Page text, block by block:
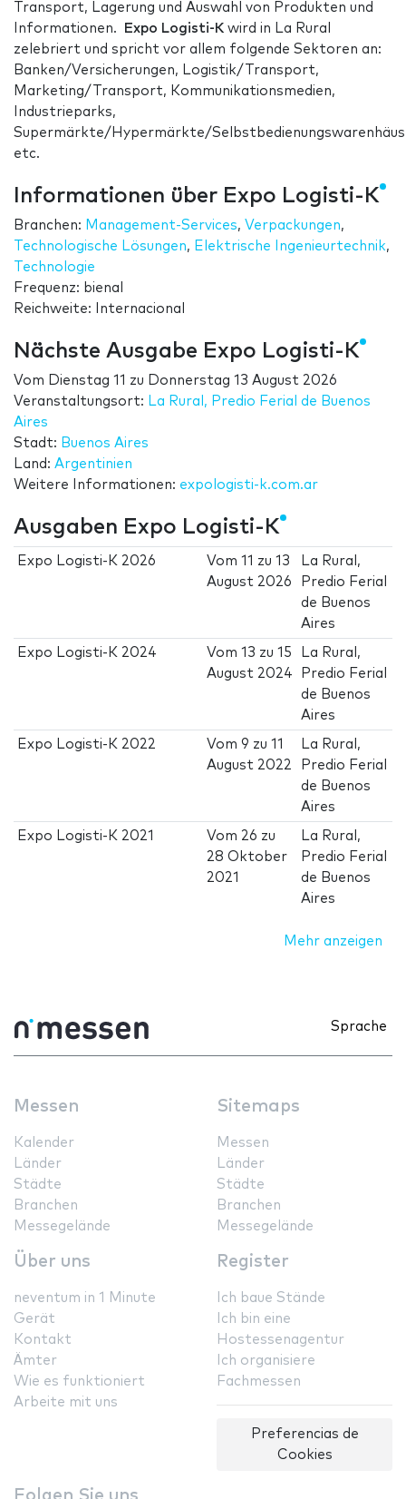
Transport, Lagerung und Auswahl von Produkten und
Informationen.
Expo Logisti-K wird in La Rural
zelebriert und spricht vor allem folgende Sektoren an:
Banken/Versicherungen, Logistik/Transport,
Marketing/Transport, Kommunikationsmedien,
Industrieparks,
Supermärkte/Hypermärkte/
etc.
Informationen über Expo Logisti-K
Branchen: Management-Services, Verpackungen,
Technologische Lösungen, Elektrische Ingenieurtechnik,
Technologie
Frequenz: bienal
Reichweite: Internacional
Nächste Ausgabe Expo Logisti-K
Vom Dienstag 11 zu Donnerstag 13 August 2026
Veranstaltungsort: La Rural, Predio Ferial de Buenos
Aires
Stadt: Buenos Aires
Land: Argentinien
Weitere Informationen: expologisti-k.com.ar
Ausgaben Expo Logisti-K
Expo Logisti-K 2026 Vom11 zu13
August 2026
La Rural,
Predio Ferial
de Buenos
Aires
Expo Logisti-K 2024 Vom13 zu15
August 2024
La Rural,
Predio Ferial
de Buenos
Aires
Expo Logisti-K 2022 Vom9 zu11
August 2022
La Rural,
Predio Ferial
de Buenos
Aires
Expo Logisti-K 2021 Vom 26 zu
28 Oktober
2021
La Rural,
Predio Ferial
de Buenos
Aires
Mehr anzeigen
Sprache
Messen
Kalender
Länder
Städte
Branchen
Messegelände
Sitemaps
Messen
Länder
Städte
Branchen
Messegelände
Über uns
neventum in 1 Minute
Gerät
Kontakt
Ämter
Wie es funktioniert
Arbeite mit uns
Register
Ich baue Stände
Ich bin eine
Hostessenagentur
Ich organisiere
Fachmessen
Preferencias de
Cookies